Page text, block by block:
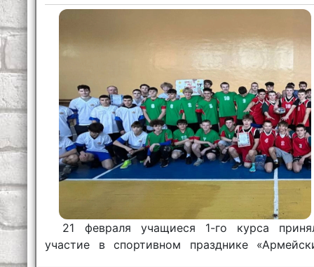
21 февраля учащиеся 1-го курса
участие в спортивном празднике